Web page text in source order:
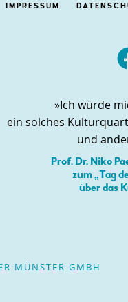
IMPRESSUM
»Ich würde
ein solches
und
Prof. Dr. Niko
zum „Tag
über das
MÜNSTER GMBH